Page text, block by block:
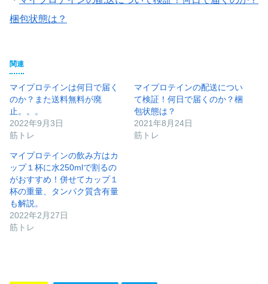
梱包状態は？
関連
マイプロテインは何日で届く
のか？また送料無料が廃
止。。。
2022年9月3日
筋トレ
マイプロテインの配送につい
て検証！何日で届くのか？梱
包状態は？
2021年8月24日
筋トレ
マイプロテインの飲み方はカ
ップ１杯に水250mlで割るの
がおすすめ！併せてカップ１
杯の重量、タンパク質含有量
も解説。
2022年2月27日
筋トレ